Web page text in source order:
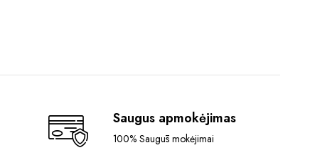
Saugus apmokėjimas
100% Saugūs mokėjimai